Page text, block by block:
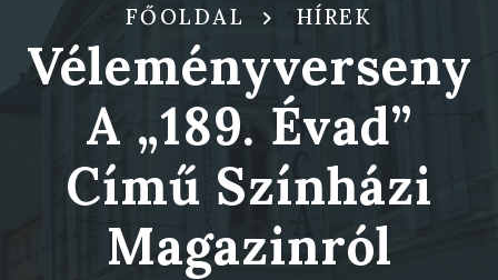
FŐOLDAL HÍREK
Véleményverseny
A „189. Évad”
Című Színházi
Magazinról